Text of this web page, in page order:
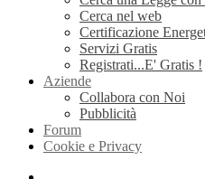
Cerca nel web
Certificazione
Servizi Gratis
Registrati...E' Gratis !
Aziende
Collabora con Noi
Pubblicità
Forum
Cookie e Privacy